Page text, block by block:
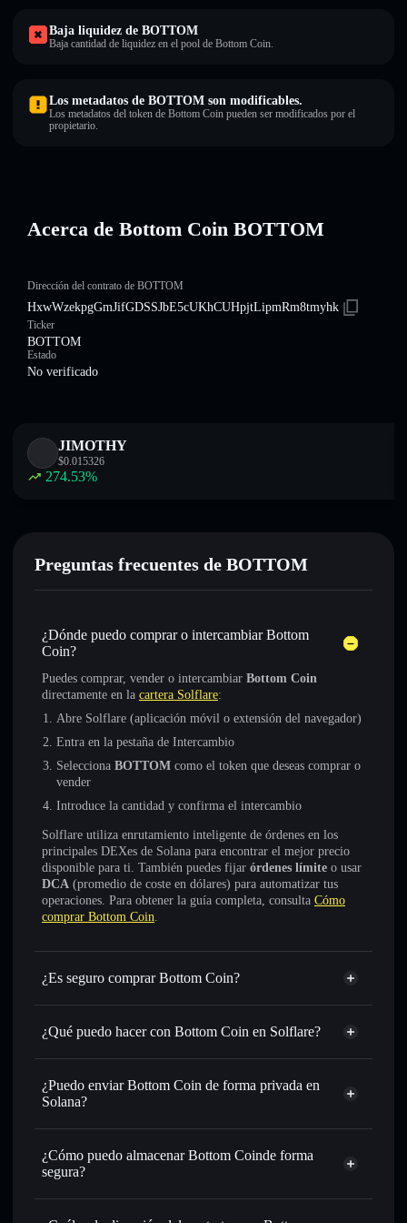
Baja liquidez de BOTTOM
Baja cantidad de liquidez en el pool de Bottom Coin.
Los metadatos de BOTTOM son modificables.
Los metadatos del token de Bottom Coin pueden ser modificados por el
propietario.
Acerca de Bottom Coin BOTTOM
Dirección del contrato de BOTTOM
HxwWzekpgGmJifGDSSJbE5cUKhCUHpjtLipmRm8tmyhk
Ticker
BOTTOM
Estado
No verificado
JIMOTHY
$0.015326
274.53%
Preguntas frecuentes de BOTTOM
¿Dónde puedo comprar o intercambiar Bottom
Coin?
Puedes comprar, vender o intercambiar Bottom Coin
directamente en la cartera Solflare:
Abre Solflare (aplicación móvil o extensión del navegador)
Entra en la pestaña de Intercambio
Selecciona BOTTOM como el token que deseas comprar o
vender
Introduce la cantidad y confirma el intercambio
Solflare utiliza enrutamiento inteligente de órdenes en los
principales DEXes de Solana para encontrar el mejor precio
disponible para ti. También puedes fijar órdenes límite o usar
DCA (promedio de coste en dólares) para automatizar tus
operaciones. Para obtener la guía completa, consulta Cómo
comprar Bottom Coin.
¿Es seguro comprar Bottom Coin?
Bottom Coin no está verificado
¿Qué puedo hacer con Bottom Coin en Solflare?
Bottom Coin
cartera de Solflare
Intercambiar al instante: operar con BOTTOM para
SOL, USDC o miles de otros tokens de Solana con
disponible
Establecer órdenes límite: automatizar las operaciones en
tu precio objetivo para BOTTOM
Utilizar DCA: promedio de coste en dólares en BOTTOM
¿Puedo enviar Bottom Coin de forma privada en
Solana?
agregador de privacidad
¿Cómo puedo almacenar Bottom Coinde forma
segura?
Bottom Coin